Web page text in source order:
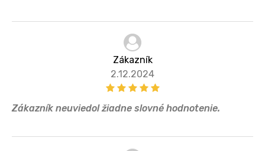
Zákazník
2.12.2024
Zákazník neuviedol žiadne slovné hodnotenie.